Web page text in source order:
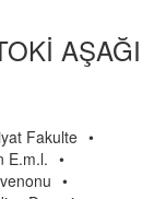
AŞAĞI
Fakulte •
E.m.l. •
•